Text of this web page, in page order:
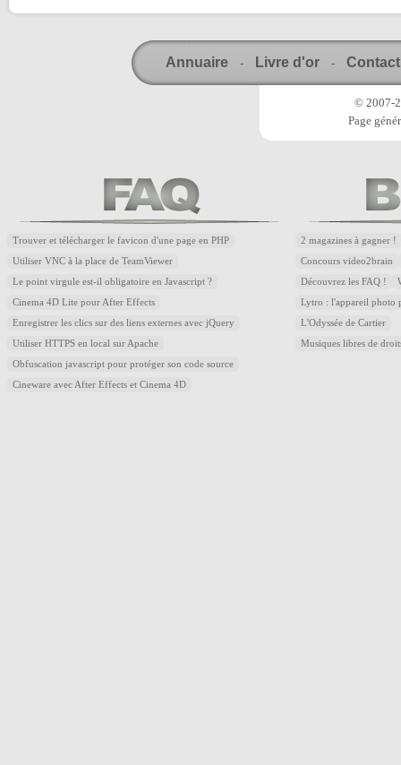
Annuaire - Livre d'or - Contact
© 2007-
Page
Trouver et télécharger le favicon d'une page en PHP
Utiliser VNC à la place de TeamViewer
Le point virgule est-il obligatoire en Javascript ?
Cinema 4D Lite pour After Effects
Enregistrer les clics sur des liens externes avec jQuery
Utiliser HTTPS en local sur Apache
Obfuscation javascript pour protéger son code source
Cineware avec After Effects et Cinema 4D
2 magazines à gagner !
Concours video2brain
Découvrez les FAQ !
Lytro : l'appareil photo
L'Odyssée de Cartier
Musiques libres de